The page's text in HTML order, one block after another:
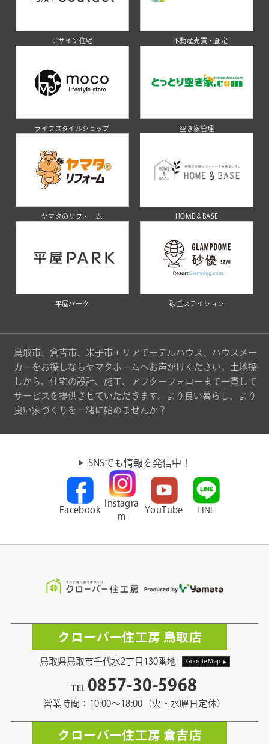
デザイン住宅 不動産売買・査定
ライフスタイルショップ 空き家管理
ヤマタのリフォーム HOME＆BASE
平屋パーク 砂丘ステイション
鳥取市、倉吉市、米子市エリアでモデルハウス、ハウスメー
カーをお探しならヤマタホームへお声がけください。土地探
しから、住宅の設計、施工、アフターフォローまで一貫して
サービスを提供させていただきます。より良い暮らし、より
良い家づくりを一緒に始めませんか？
SNSでも情報を発信中！
Facebook
Instagra
m
YouTube LINE
クローバー住工房 鳥取店
鳥取県鳥取市千代水2丁目130番地 Google Map
TEL 0857-30-5968
営業時間：10:00〜18:00（火・水曜日定休）
クローバー住工房 倉吉店